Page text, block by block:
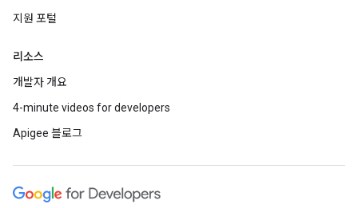
지원 포털
리소스
개발자 개요
4-minute videos for developers
Apigee 블로그